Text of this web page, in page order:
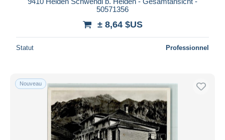
50571356
± 8,64 $US
Statut Professionnel
Nouveau